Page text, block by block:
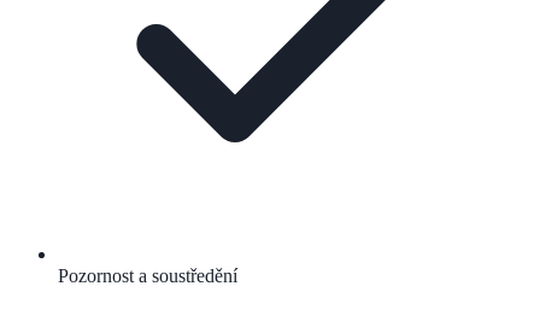
Pozornost a soustředění